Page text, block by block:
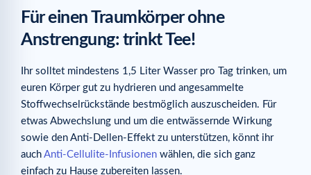
Für einen Traumkörper ohne
Anstrengung: trinkt Tee!
Ihr solltet mindestens 1,5 Liter Wasser pro Tag trinken, um
euren Körper gut zu hydrieren und angesammelte
Stoffwechselrückstände bestmöglich auszuscheiden. Für
etwas Abwechslung und um die entwässernde Wirkung
sowie den Anti-Dellen-Effekt zu unterstützen, könnt ihr
auch Anti-Cellulite-Infusionen wählen, die sich ganz
einfach zu Hause zubereiten lassen.